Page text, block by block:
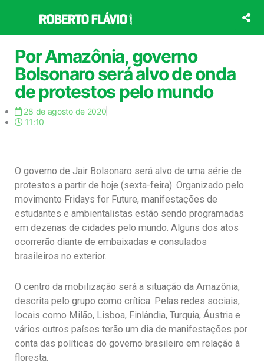
o
conteúdo
Por Amazônia, governo
Bolsonaro será alvo de onda
de protestos pelo mundo
28 de agosto de 2020
11:10
O governo de Jair Bolsonaro será alvo de uma série de
protestos a partir de hoje (sexta-feira). Organizado pelo
movimento Fridays for Future, manifestações de
estudantes e ambientalistas estão sendo programadas
em dezenas de cidades pelo mundo. Alguns dos atos
ocorrerão diante de embaixadas e consulados
brasileiros no exterior.
O centro da mobilização será a situação da Amazônia,
descrita pelo grupo como crítica. Pelas redes sociais,
locais como Milão, Lisboa, Finlândia, Turquia, Áustria e
vários outros países terão um dia de manifestações por
conta das políticas do governo brasileiro em relação à
floresta.